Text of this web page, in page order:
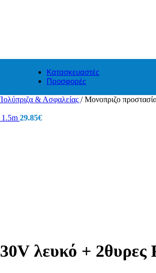
Κατασκευαστές
Προσφορές
& Ασφαλείας / Μονοπριζο
1.5m 29.85€
λευκό + 2θυρες